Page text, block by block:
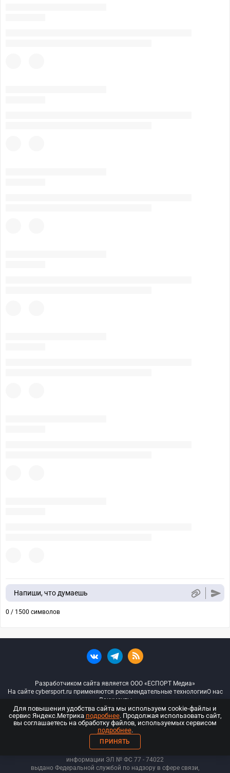
Напиши, что думаешь
0 / 1500 символов
Разработчиком сайта является ООО «ЕСПОРТ Медиа»
На сайте cybersport.ru применяются рекомендательные технологииО нас
Документы
© ООО «Киберспорт.ру» — Все права защищены
18+
ООО «Киберспорт.ру». Свидетельство о регистрации средств массовой
информации ЭЛ № ФС 77 - 74022
выдано Федеральной службой по надзору в сфере связи,
Для повышения удобства сайта мы используем cookie-файлы и
сервис Яндекс.Метрика подробнее. Продолжая использовать сайт,
вы соглашаетесь на обработку файлов, используемых сервисом
подробнее.
ПРИНЯТЬ